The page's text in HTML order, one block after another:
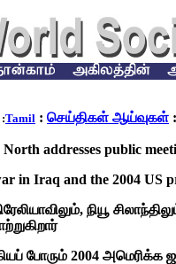
:Tamil : செய்திகள் ஆய்வுகள்
addresses public
in Iraq and the 2004 US
நியூ
போரும் 2004 அமெரிக்க